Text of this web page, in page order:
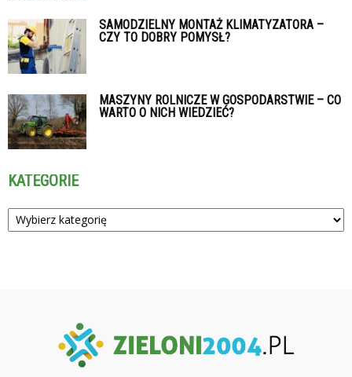
SAMODZIELNY MONTAŻ KLIMATYZATORA –
CZY TO DOBRY POMYSŁ?
MASZYNY ROLNICZE W GOSPODARSTWIE – CO
WARTO O NICH WIEDZIEĆ?
KATEGORIE
Kategorie